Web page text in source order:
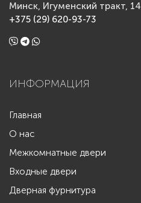
Минск, Игуменский тракт, 14
+375 (29) 620-93-73
ИНФОРМАЦИЯ
Главная
О нас
Межкомнатные двери
Входные двери
Дверная фурнитура